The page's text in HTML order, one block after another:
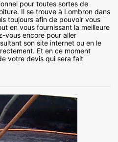
pour toutes sortes de
Il se trouve à Lombron dans
toujours afin de pouvoir vous
en vous fournissant la meilleure
vous encore pour aller
son site internet ou en le
Et en ce moment
votre devis qui sera fait